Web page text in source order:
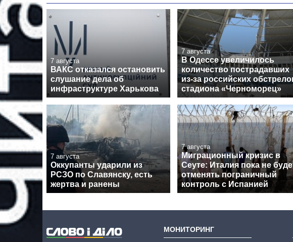
7 августа
ВАКС отказался остановить
слушание дела об
инфраструктуре Харькова
7 августа
В Одессе увеличилось
количество пострадавших
из-за российских
стадиона «Черноморец»
7 августа
Оккупанты ударили из
РСЗО по Славянску, есть
жертва и ранены
7 августа
Миграционный кризис в
Сеуте: Италия пока не
отменять пограничный
контроль с Испанией
МОНИТОРИНГ